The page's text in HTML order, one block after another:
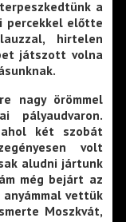
a
percekkel előtte
hirtelen
játszott volna
nagy örömmel
pályaudvaron.
két szobát
volt
aludni jártunk
még bejárt az
vettük
Moszkvát,